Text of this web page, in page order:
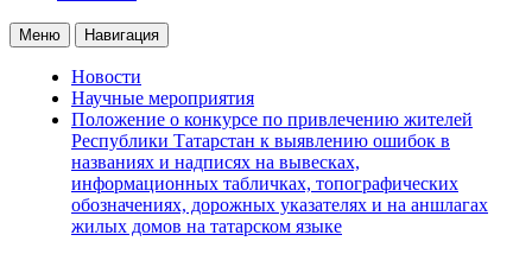
Меню Навигация
Новости
Научные мероприятия
Положение о конкурсе по привлечению жителей
Республики Татарстан к выявлению ошибок в
названиях и надписях на вывесках,
информационных табличках, топографических
обозначениях, дорожных указателях и на аншлагах
жилых домов на татарском языке